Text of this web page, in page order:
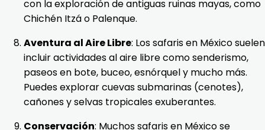
con la exploración de antiguas ruinas mayas, como
Chichén Itzá o Palenque.
Aventura al Aire Libre: Los safaris en México suelen
incluir actividades al aire libre como senderismo,
paseos en bote, buceo, esnórquel y mucho más.
Puedes explorar cuevas submarinas (cenotes),
cañones y selvas tropicales exuberantes.
Conservación: Muchos safaris en México se